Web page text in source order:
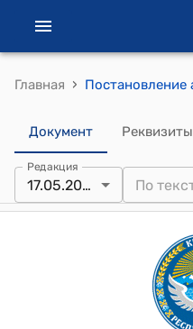
Главная ›
Документ Реквизиты
Редакция
17.05.2024